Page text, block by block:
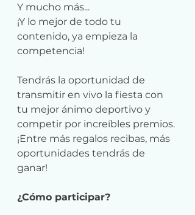
Y mucho más...
¡Y lo mejor de todo tu
contenido, ya empieza la
competencia!
Tendrás la oportunidad de
transmitir en vivo la fiesta con
tu mejor ánimo deportivo y
competir por increíbles premios.
¡Entre más regalos recibas, más
oportunidades tendrás de
ganar!
¿Cómo participar?